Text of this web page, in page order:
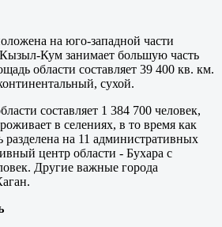
на юго-западной части
Кум занимает большую часть
области составляет 39 400 кв. км.
сухой.
составляет 1 384 700 человек,
в селениях, в то время как
разделена на 11 административных
центр области - Бухара с
Другие важные города